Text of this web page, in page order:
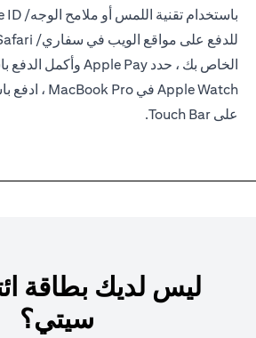
باستخدام تقنية اللمس أو ملامح الوجه/ Face ID أو Touch ID.
على Touch Bar.
ليس لديك بطاقة
سيتي؟